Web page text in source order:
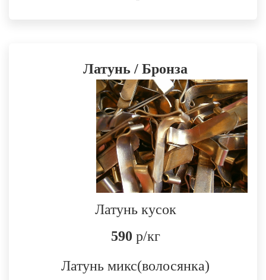
Латунь / Бронза
Латунь кусок
590 р/кг
Латунь микс(волосянка)